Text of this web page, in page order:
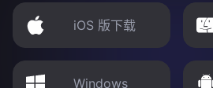
iOS 版下载
Windows